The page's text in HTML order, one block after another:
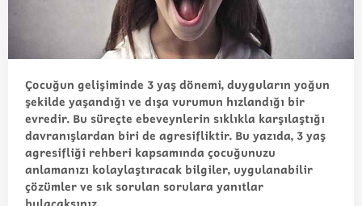
Çocuğun gelişiminde 3 yaş dönemi, duyguların yoğun
şekilde yaşandığı ve dışa vurumun hızlandığı bir
evredir. Bu süreçte ebeveynlerin sıklıkla karşılaştığı
davranışlardan biri de agresifliktir. Bu yazıda, 3 yaş
agresifliği rehberi kapsamında çocuğunuzu
anlamanızı kolaylaştıracak bilgiler, uygulanabilir
çözümler ve sık sorulan sorulara yanıtlar